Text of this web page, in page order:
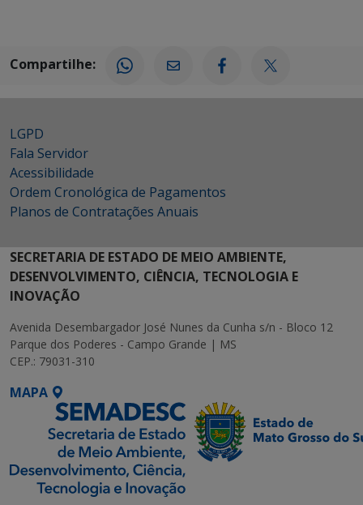
Compartilhe:
LGPD
Fala Servidor
Acessibilidade
Ordem Cronológica de Pagamentos
Planos de Contratações Anuais
SECRETARIA DE ESTADO DE MEIO AMBIENTE,
DESENVOLVIMENTO, CIÊNCIA, TECNOLOGIA E
INOVAÇÃO
Avenida Desembargador José Nunes da Cunha s/n - Bloco 12
Parque dos Poderes - Campo Grande | MS
CEP.: 79031-310
MAPA